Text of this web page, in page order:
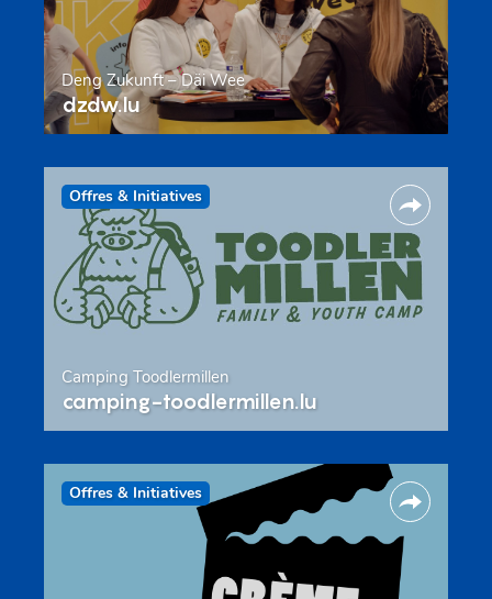
Deng Zukunft – Däi Wee
dzdw.lu
Offres & Initiatives
Camping Toodlermillen
camping-toodlermillen.lu
Offres & Initiatives